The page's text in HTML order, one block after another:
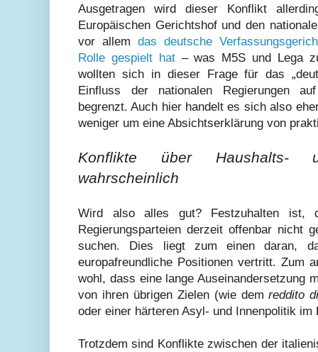
Ausgetragen wird dieser Konflikt
Europäischen Gerichtshof und den
vor allem das deutsche
Rolle gespielt hat– was M5S und Lega
wollten sich in dieser Frage für das
Einfluss der nationalen Regierungen
begrenzt. Auch hier handelt es sich also
weniger um eine Absichtserklärung von
Konflikte über Haushalts-
wahrscheinlich
Wird also alles gut? Festzuhalten ist,
Regierungsparteien derzeit offenbar nicht
suchen. Dies liegt zum einen daran,
europafreundliche Positionen vertritt. Zum
wohl, dass eine lange Auseinandersetzung
von ihren übrigen Zielen (wie demreddito
oder einer härteren Asyl- und Innenpolitik im
Trotzdem sind Konflikte zwischen der